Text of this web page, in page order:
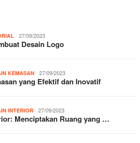
27/09/2023
Desain Logo
KEMASAN 27/09/2023
yang Efektif dan Inovatif
INTERIOR 27/09/2023
Menciptakan Ruang yang …